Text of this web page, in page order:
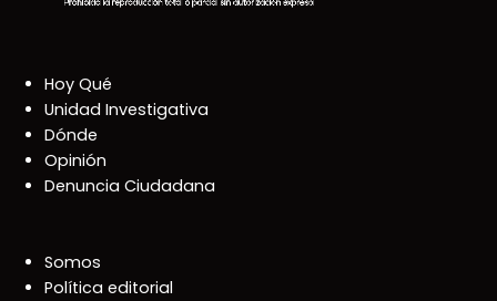
Hoy Qué
Unidad Investigativa
Dónde
Opinión
Denuncia Ciudadana
Somos
Política editorial